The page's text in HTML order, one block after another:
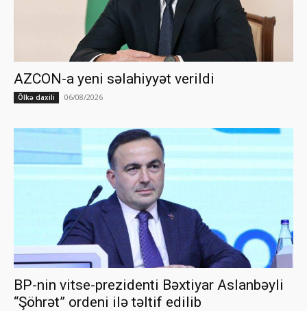
AZCON-a yeni səlahiyyət verildi
Ölkə daxili 06/08/2026
BP-nin vitse-prezidenti Bəxtiyar Aslanbəyli
“Şöhrət” ordeni ilə təltif edilib